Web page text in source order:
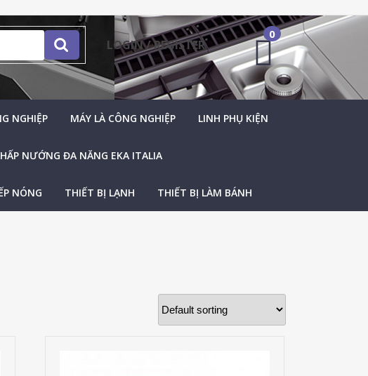
LOGIN / REGISTER
0
NGHIỆP MÁY LÀ CÔNG NGHIỆP LINH PHỤ KIỆN
NƯỚNG ĐA NĂNG EKA ITALIA
NÓNG THIẾT BỊ LẠNH THIẾT BỊ LÀM BÁNH